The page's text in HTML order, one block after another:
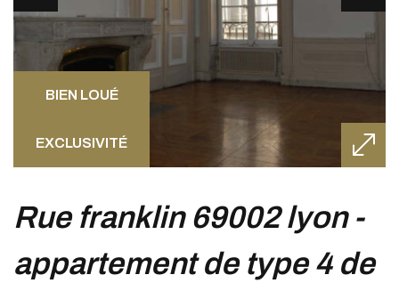
BIEN LOUÉ
EXCLUSIVITÉ
rue franklin 69002 lyon -
appartement de type 4 de